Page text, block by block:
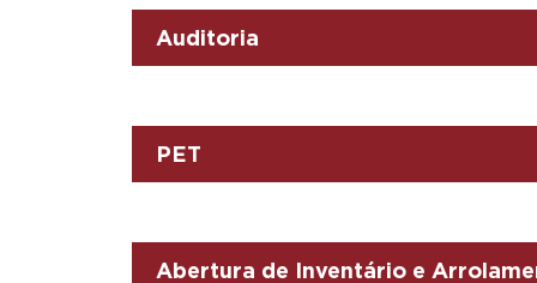
Auditoria
PET
Abertura de Inventário e